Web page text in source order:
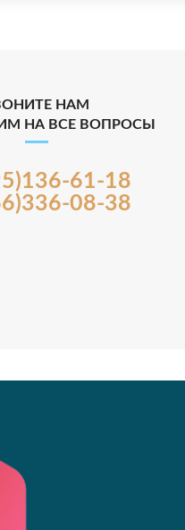
НАМ
НА ВСЕ ВОПРОСЫ
61-18
08-38